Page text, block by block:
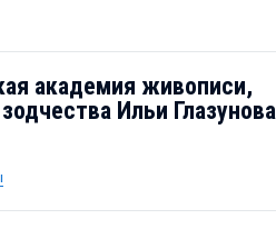
академия живописи,
Ильи Глазунова